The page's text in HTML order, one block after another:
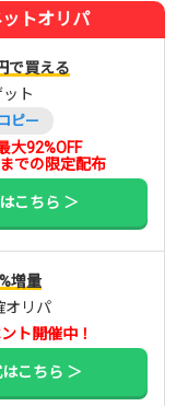
トオリパ
で買える
ト
ピー
大92%OFF
での限定配布
こちら ＞
増量
オリパ
ト開催中！
こちら ＞